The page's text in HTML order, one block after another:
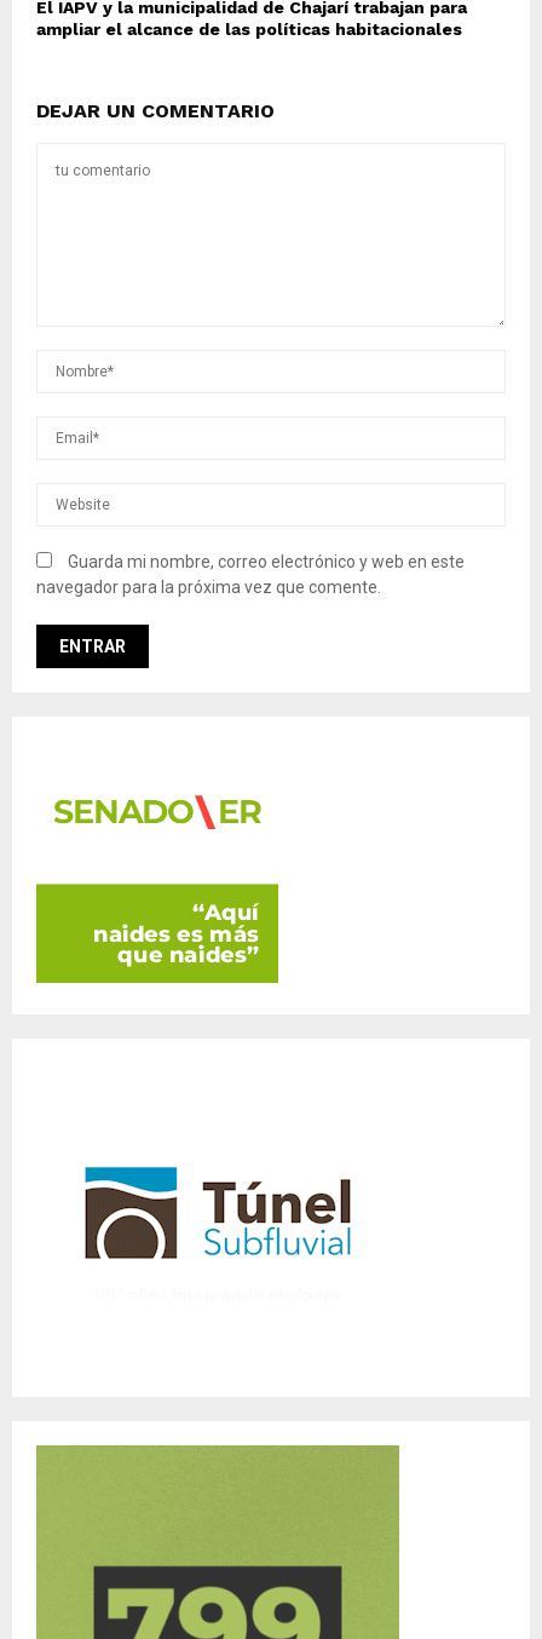
El IAPV y la municipalidad de Chajarí trabajan para
ampliar el alcance de las políticas habitacionales
DEJAR UN COMENTARIO
Guarda mi nombre, correo electrónico y web en este
navegador para la próxima vez que comente.